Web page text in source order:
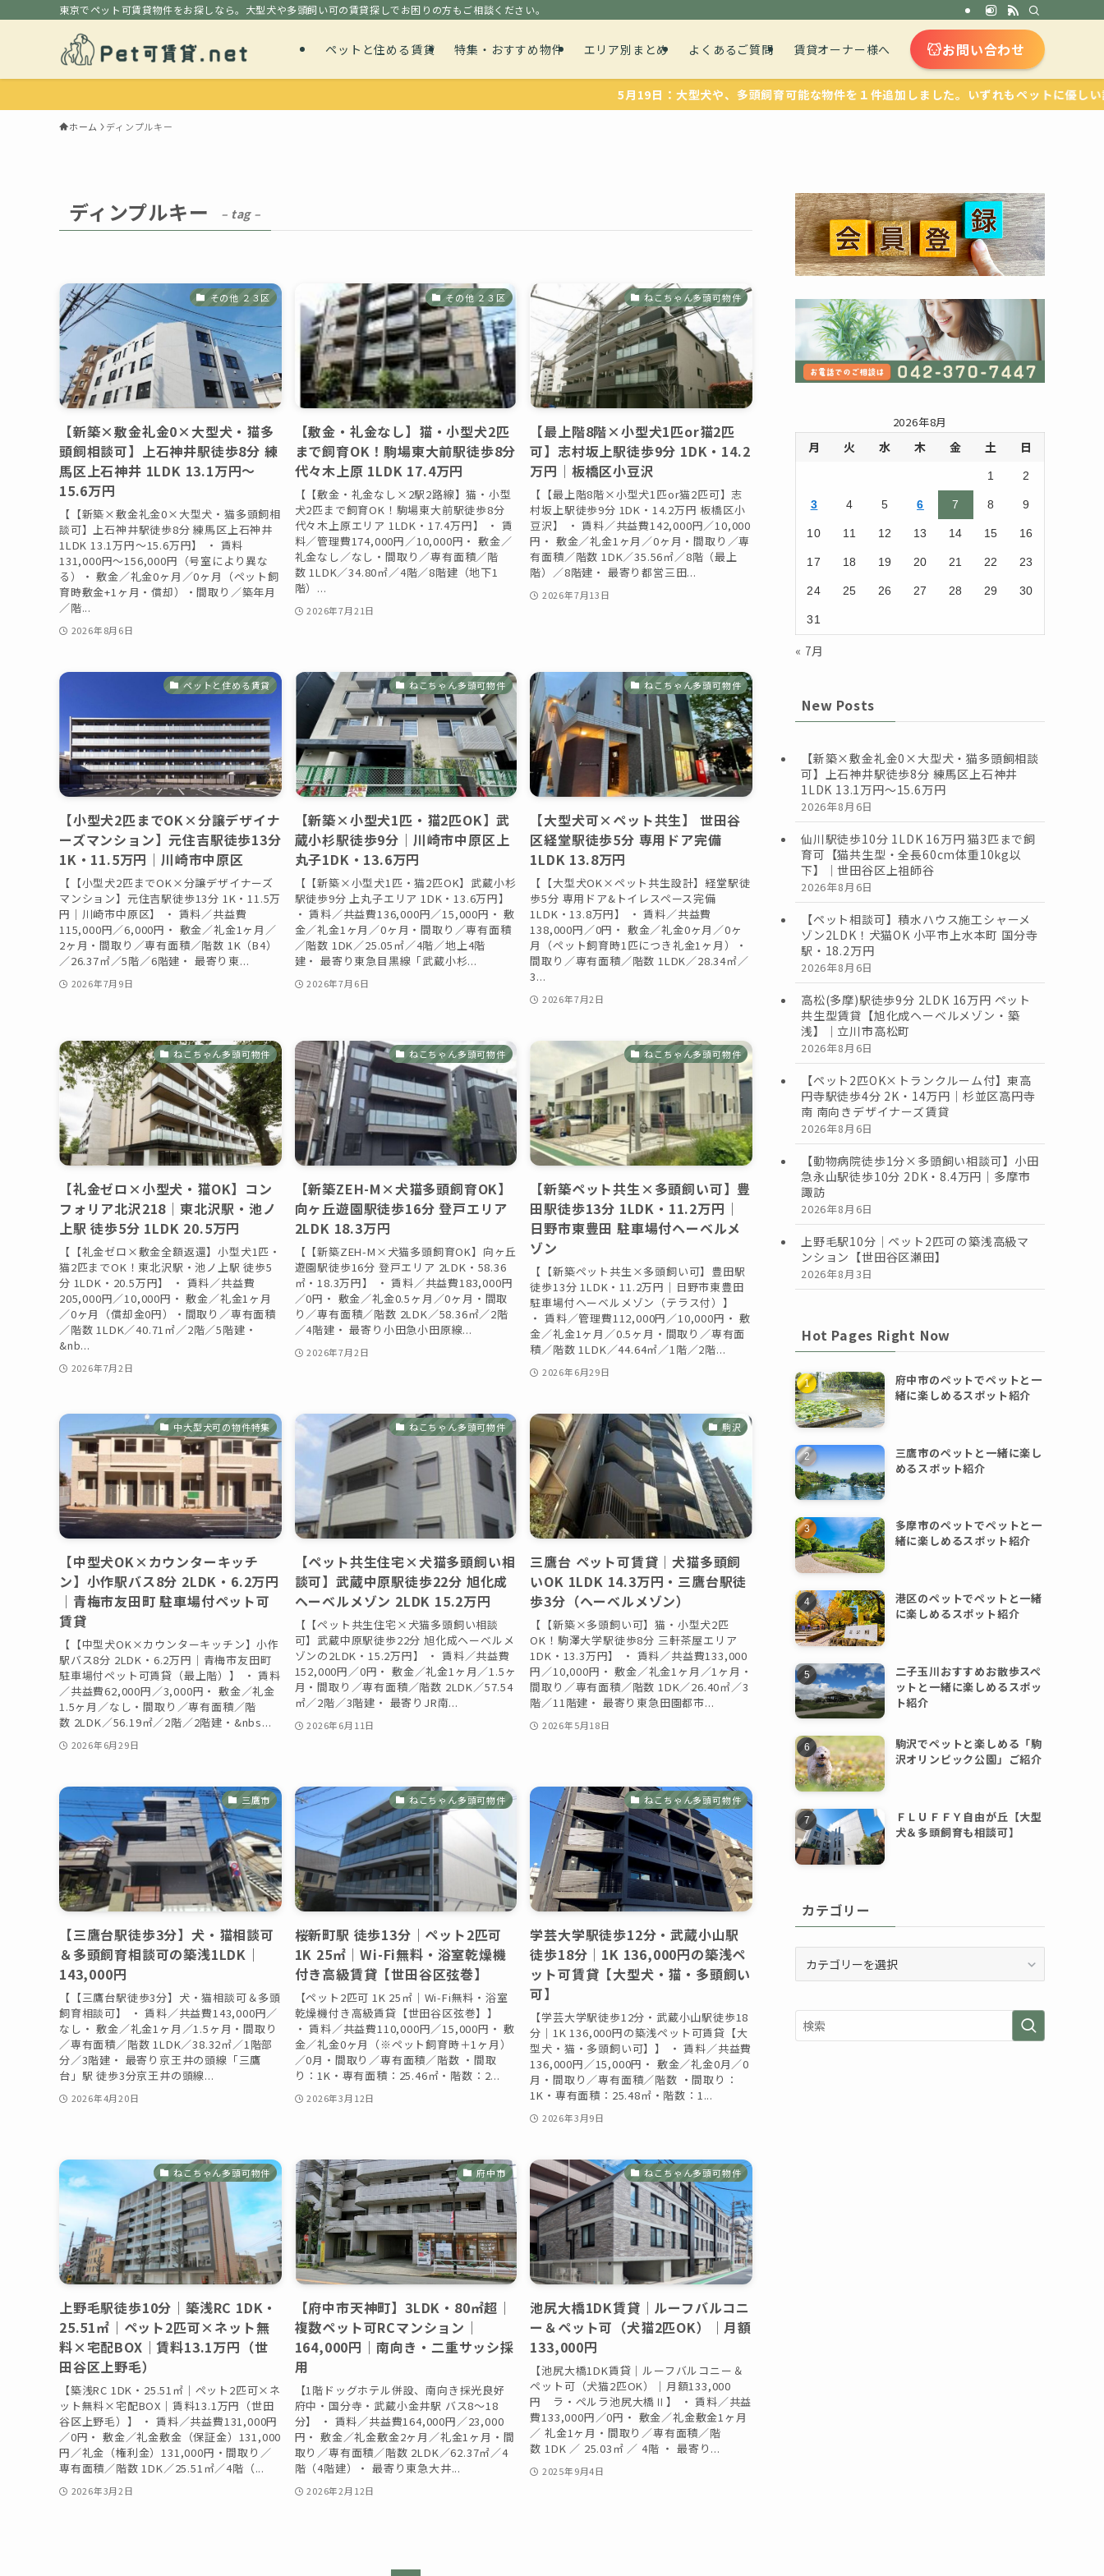
東京でペット可賃貸物件をお探しなら。大型犬や多頭飼い可の賃貸探しでお困りの方もご相談ください。
ペットと住める賃貸 特集・おすすめ物件 エリア別まとめ よくあるご質問 賃貸オーナー様へ お問い合わせ
5月19日：大型犬や、多頭飼育可能な物件を１件追加しました。いずれもペットに優しい設備が整って
ホーム ディンプルキー
ディンプルキー – tag –
その他 ２３区
【新築×敷金礼金0×大型犬・猫多
頭飼相談可】上石神井駅徒歩8分 練
馬区上石神井 1LDK 13.1万円〜
15.6万円
【【新築×敷金礼金0×大型犬・猫多頭飼相
談可】上石神井駅徒歩8分 練馬区上石神井
1LDK 13.1万円〜15.6万円】 ・ 賃料
131,000円〜156,000円（号室により異な
る）・ 敷金／礼金0ヶ月／0ヶ月（ペット飼
育時敷金+1ヶ月・償却）・間取り／築年月
／階...
2026年8月6日
その他 ２３区
【敷金・礼金なし】猫・小型犬2匹
まで飼育OK！駒場東大前駅徒歩8分
代々木上原 1LDK 17.4万円
【【敷金・礼金なし×2駅2路線】猫・小型
犬2匹まで飼育OK！駒場東大前駅徒歩8分
代々木上原エリア 1LDK・17.4万円】 ・ 賃
料／管理費174,000円／10,000円・ 敷金／
礼金なし／なし・間取り／専有面積／階
数 1LDK／34.80㎡／4階／8階建（地下1
階）...
2026年7月21日
ねこちゃん多頭可物件
【最上階8階×小型犬1匹or猫2匹
可】志村坂上駅徒歩9分 1DK・14.2
万円｜板橋区小豆沢
【【最上階8階×小型犬1匹or猫2匹可】志
村坂上駅徒歩9分 1DK・14.2万円 板橋区小
豆沢】 ・ 賃料／共益費142,000円／10,000
円・ 敷金／礼金1ヶ月／0ヶ月・間取り／専
有面積／階数 1DK／35.56㎡／8階（最上
階）／8階建・ 最寄り都営三田...
2026年7月13日
ペットと住める賃貸
【小型犬2匹までOK×分譲デザイナ
ーズマンション】元住吉駅徒歩13分
1K・11.5万円｜川崎市中原区
【【小型犬2匹までOK×分譲デザイナーズ
マンション】元住吉駅徒歩13分 1K・11.5万
円｜川崎市中原区】 ・ 賃料／共益費
115,000円／6,000円・ 敷金／礼金1ヶ月／
2ヶ月・間取り／専有面積／階数 1K（B4）
／26.37㎡／5階／6階建・ 最寄り東...
2026年7月9日
ねこちゃん多頭可物件
【新築×小型犬1匹・猫2匹OK】武
蔵小杉駅徒歩9分｜川崎市中原区上
丸子1DK・13.6万円
【【新築×小型犬1匹・猫2匹OK】武蔵小杉
駅徒歩9分 上丸子エリア 1DK・13.6万円】
・ 賃料／共益費136,000円／15,000円・ 敷
金／礼金1ヶ月／0ヶ月・間取り／専有面積
／階数 1DK／25.05㎡／4階／地上4階
建・ 最寄り東急目黒線「武蔵小杉...
2026年7月6日
ねこちゃん多頭可物件
【大型犬可×ペット共生】 世田谷
区経堂駅徒歩5分 専用ドア完備
1LDK 13.8万円
【【大型犬OK×ペット共生設計】経堂駅徒
歩5分 専用ドア&トイレスペース完備
1LDK・13.8万円】 ・ 賃料／共益費
138,000円／0円・ 敷金／礼金0ヶ月／0ヶ
月（ペット飼育時1匹につき礼金1ヶ月）・
間取り／専有面積／階数 1LDK／28.34㎡／
3...
2026年7月2日
ねこちゃん多頭可物件
【礼金ゼロ×小型犬・猫OK】コン
フォリア北沢218｜東北沢駅・池ノ
上駅 徒歩5分 1LDK 20.5万円
【【礼金ゼロ×敷金全額返還】小型犬1匹・
猫2匹までOK！東北沢駅・池ノ上駅 徒歩5
分 1LDK・20.5万円】 ・ 賃料／共益費
205,000円／10,000円・ 敷金／礼金1ヶ月
／0ヶ月（償却金0円）・間取り／専有面積
／階数 1LDK／40.71㎡／2階／5階建・
&nb...
2026年7月2日
ねこちゃん多頭可物件
【新築ZEH-M×犬猫多頭飼育OK】
向ヶ丘遊園駅徒歩16分 登戸エリア
2LDK 18.3万円
【【新築ZEH-M×犬猫多頭飼育OK】向ヶ丘
遊園駅徒歩16分 登戸エリア 2LDK・58.36
㎡・18.3万円】 ・ 賃料／共益費183,000円
／0円・ 敷金／礼金0.5ヶ月／0ヶ月・間取
り／専有面積／階数 2LDK／58.36㎡／2階
／4階建・ 最寄り小田急小田原線...
2026年7月2日
ねこちゃん多頭可物件
【新築ペット共生×多頭飼い可】豊
田駅徒歩13分 1LDK・11.2万円｜
日野市東豊田 駐車場付ヘーベルメ
ゾン
【【新築ペット共生×多頭飼い可】豊田駅
徒歩13分 1LDK・11.2万円｜日野市東豊田
駐車場付ヘーベルメゾン（テラス付）】
・ 賃料／管理費112,000円／10,000円・ 敷
金／礼金1ヶ月／0.5ヶ月・間取り／専有面
積／階数 1LDK／44.64㎡／1階／2階...
2026年6月29日
中大型犬可の物件特集
【中型犬OK×カウンターキッチ
ン】小作駅バス8分 2LDK・6.2万円
｜青梅市友田町 駐車場付ペット可
賃貸
【【中型犬OK×カウンターキッチン】小作
駅バス8分 2LDK・6.2万円｜青梅市友田町
駐車場付ペット可賃貸（最上階）】 ・ 賃料
／共益費62,000円／3,000円・ 敷金／礼金
1.5ヶ月／なし・間取り／専有面積／階
数 2LDK／56.19㎡／2階／2階建・&nbs...
2026年6月29日
ねこちゃん多頭可物件
【ペット共生住宅×犬猫多頭飼い相
談可】武蔵中原駅徒歩22分 旭化成
ヘーベルメゾン 2LDK 15.2万円
【【ペット共生住宅×犬猫多頭飼い相談
可】武蔵中原駅徒歩22分 旭化成ヘーベルメ
ゾンの2LDK・15.2万円】 ・ 賃料／共益費
152,000円／0円・ 敷金／礼金1ヶ月／1.5ヶ
月・間取り／専有面積／階数 2LDK／57.54
㎡／2階／3階建・ 最寄りJR南...
2026年6月11日
駒沢
三鷹台 ペット可賃貸｜犬猫多頭飼
いOK 1LDK 14.3万円・三鷹台駅徒
歩3分（ヘーベルメゾン）
【【新築×多頭飼い可】猫・小型犬2匹
OK！駒澤大学駅徒歩8分 三軒茶屋エリア
1DK・13.3万円】 ・ 賃料／共益費133,000
円／10,000円・ 敷金／礼金1ヶ月／1ヶ月・
間取り／専有面積／階数 1DK／26.40㎡／3
階／11階建・ 最寄り東急田園都市...
2026年5月18日
三鷹市
【三鷹台駅徒歩3分】犬・猫相談可
＆多頭飼育相談可の築浅1LDK｜
143,000円
【【三鷹台駅徒歩3分】犬・猫相談可＆多頭
飼育相談可】 ・ 賃料／共益費143,000円／
なし・ 敷金／礼金1ヶ月／1.5ヶ月・間取り
／専有面積／階数 1LDK／38.32㎡／1階部
分／3階建・ 最寄り京王井の頭線「三鷹
台」駅 徒歩3分京王井の頭線...
2026年4月20日
ねこちゃん多頭可物件
桜新町駅 徒歩13分｜ペット2匹可
1K 25㎡｜Wi-Fi無料・浴室乾燥機
付き高級賃貸【世田谷区弦巻】
【ペット2匹可 1K 25㎡｜Wi-Fi無料・浴室
乾燥機付き高級賃貸【世田谷区弦巻】】
・ 賃料／共益費110,000円／15,000円・ 敷
金／礼金0ヶ月（※ペット飼育時＋1ヶ月）
／0月・間取り／専有面積／階数 ・間取
り：1K・専有面積：25.46㎡・階数：2...
2026年3月12日
ねこちゃん多頭可物件
学芸大学駅徒歩12分・武蔵小山駅
徒歩18分｜1K 136,000円の築浅ペ
ット可賃貸【大型犬・猫・多頭飼い
可】
【学芸大学駅徒歩12分・武蔵小山駅徒歩18
分｜1K 136,000円の築浅ペット可賃貸【大
型犬・猫・多頭飼い可】】 ・ 賃料／共益費
136,000円／15,000円・ 敷金／礼金0月／0
月・間取り／専有面積／階数 ・間取り：
1K・専有面積：25.48㎡・階数：1...
2026年3月9日
ねこちゃん多頭可物件
上野毛駅徒歩10分｜築浅RC 1DK・
25.51㎡｜ペット2匹可×ネット無
料×宅配BOX｜賃料13.1万円（世
田谷区上野毛）
【築浅RC 1DK・25.51㎡｜ペット2匹可×ネ
ット無料×宅配BOX｜賃料13.1万円（世田
谷区上野毛）】 ・ 賃料／共益費131,000円
／0円・ 敷金／礼金敷金（保証金）131,000
円／礼金（権利金）131,000円・間取り／
専有面積／階数 1DK／25.51㎡／4階（...
2026年3月2日
府中市
【府中市天神町】3LDK・80㎡超｜
複数ペット可RCマンション｜
164,000円｜南向き・二重サッシ採
用
【1階ドッグホテル併設、南向き採光良好
府中・国分寺・武蔵小金井駅 バス8〜18
分】 ・ 賃料／共益費164,000円／23,000
円・ 敷金／礼金敷金2ヶ月／礼金1ヶ月・間
取り／専有面積／階数 2LDK／62.37㎡／4
階（4階建）・ 最寄り東急大井...
2026年2月12日
ねこちゃん多頭可物件
池尻大橋1DK賃貸｜ルーフバルコニ
ー＆ペット可（犬猫2匹OK）｜月額
133,000円
【池尻大橋1DK賃貸｜ルーフバルコニー＆
ペット可（犬猫2匹OK）｜月額133,000
円 ラ・ペルラ池尻大橋Ⅱ】 ・ 賃料／共益
費133,000円／0円・ 敷金／礼金敷金1ヶ月
／ 礼金1ヶ月・間取り／専有面積／階
数 1DK ／ 25.03㎡ ／ 4階 ・ 最寄り...
2025年9月4日
2026年8月
月 火 水 木 金 土 日
1 2
3 4 5 6 7 8 9
10 11 12 13 14 15 16
17 18 19 20 21 22 23
24 25 26 27 28 29 30
31
« 7月
New Posts
【新築×敷金礼金0×大型犬・猫多頭飼相談
可】上石神井駅徒歩8分 練馬区上石神井
1LDK 13.1万円〜15.6万円
2026年8月6日
仙川駅徒歩10分 1LDK 16万円 猫3匹まで飼
育可【猫共生型・全長60cm体重10kg以
下】｜世田谷区上祖師谷
2026年8月6日
【ペット相談可】積水ハウス施工シャーメ
ゾン2LDK！犬猫OK 小平市上水本町 国分寺
駅・18.2万円
2026年8月6日
高松(多摩)駅徒歩9分 2LDK 16万円 ペット
共生型賃貸【旭化成ヘーベルメゾン・築
浅】｜立川市高松町
2026年8月6日
【ペット2匹OK×トランクルーム付】東高
円寺駅徒歩4分 2K・14万円｜杉並区高円寺
南 南向きデザイナーズ賃貸
2026年8月6日
【動物病院徒歩1分×多頭飼い相談可】小田
急永山駅徒歩10分 2DK・8.4万円｜多摩市
諏訪
2026年8月6日
上野毛駅10分｜ペット2匹可の築浅高級マ
ンション【世田谷区瀬田】
2026年8月3日
Hot Pages Right Now
府中市のペットでペットと一
緒に楽しめるスポット紹介
三鷹市のペットと一緒に楽し
めるスポット紹介
多摩市のペットでペットと一
緒に楽しめるスポット紹介
港区のペットでペットと一緒
に楽しめるスポット紹介
二子玉川おすすめお散歩スペ
ットと一緒に楽しめるスポッ
ト紹介
駒沢でペットと楽しめる「駒
沢オリンピック公園」ご紹介
ＦＬＵＦＦＹ自由が丘【大型
犬＆多頭飼育も相談可】
カテゴリー
リ
ー